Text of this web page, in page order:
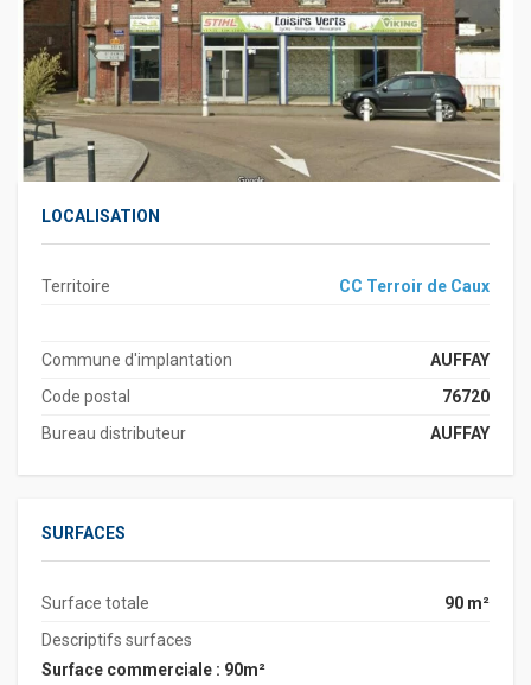
LOCALISATION
Territoire CC Terroir de Caux
Commune d'implantation
AUFFAY
Code postal
76720
Bureau distributeur
AUFFAY
SURFACES
Surface totale
90 m²
Descriptifs surfaces
Surface commerciale : 90m²